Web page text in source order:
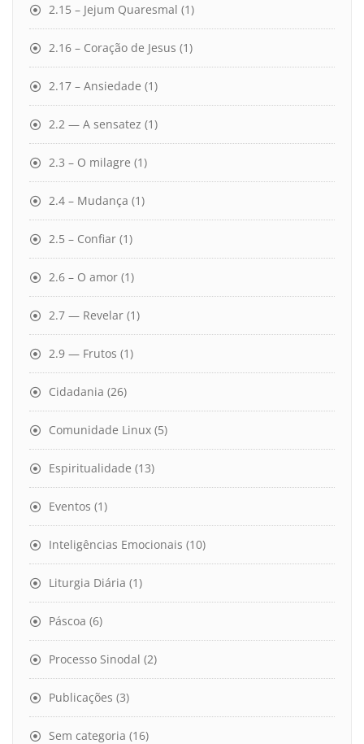
2.15 – Jejum Quaresmal (1)
2.16 – Coração de Jesus (1)
2.17 – Ansiedade (1)
2.2 — A sensatez (1)
2.3 – O milagre (1)
2.4 – Mudança (1)
2.5 – Confiar (1)
2.6 – O amor (1)
2.7 — Revelar (1)
2.9 — Frutos (1)
Cidadania (26)
Comunidade Linux (5)
Espiritualidade (13)
Eventos (1)
Inteligências Emocionais (10)
Liturgia Diária (1)
Páscoa (6)
Processo Sinodal (2)
Publicações (3)
Sem categoria (16)